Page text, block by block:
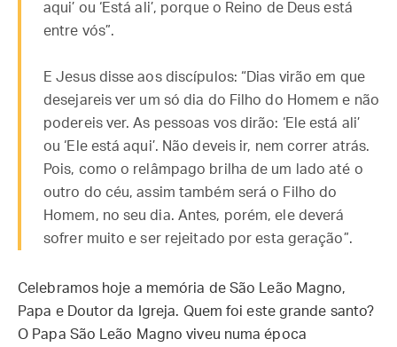
aqui’ ou ‘Está ali’, porque o Reino de Deus está
entre vós”.
E Jesus disse aos discípulos: “Dias virão em que
desejareis ver um só dia do Filho do Homem e não
podereis ver. As pessoas vos dirão: ‘Ele está ali’
ou ‘Ele está aqui’. Não deveis ir, nem correr atrás.
Pois, como o relâmpago brilha de um lado até o
outro do céu, assim também será o Filho do
Homem, no seu dia. Antes, porém, ele deverá
sofrer muito e ser rejeitado por esta geração”.
Celebramos hoje a memória de São Leão Magno,
Papa e Doutor da Igreja. Quem foi este grande santo?
O Papa São Leão Magno viveu numa época